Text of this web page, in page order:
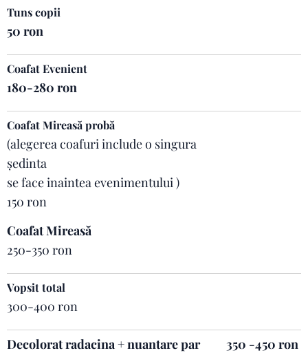
Tuns copii
50 ron
Coafat Evenient
180-280 ron
Coafat Mireasă probă
(alegerea coafuri include o singura
ședinta
se face inaintea evenimentului )
150 ron
Coafat Mireasă
250-350 ron
Vopsit total
300-400 ron
Decolorat radacina + nuantare par 350 -450 ron